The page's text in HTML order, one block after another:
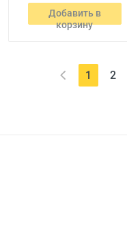
Добавить в
корзину
1 2